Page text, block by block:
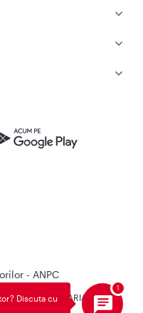
- ANPC
REGINA MARIA.
Discuta cu